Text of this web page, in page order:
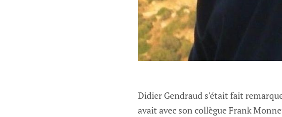
Didier Gendraud s'était fait
avait avec son collègue Frank